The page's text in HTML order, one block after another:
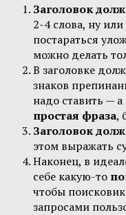
Заголовок
2-4 слова, ну
постараться
можно делать
В заголовке
знаков
надо ставить —
простая фраза,
Заголовок
этом выражать
Наконец, в
себе какую-то
чтобы
запросами